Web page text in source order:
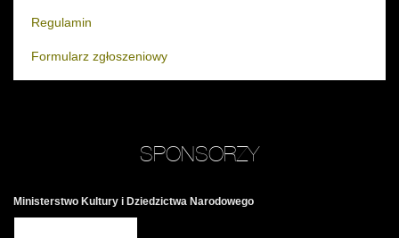
Regulamin
Formularz zgłoszeniowy
SPONSORZY
Ministerstwo Kultury i Dziedzictwa Narodowego